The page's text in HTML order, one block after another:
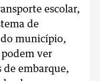
escolar,
de
município,
podem ver
de embarque,